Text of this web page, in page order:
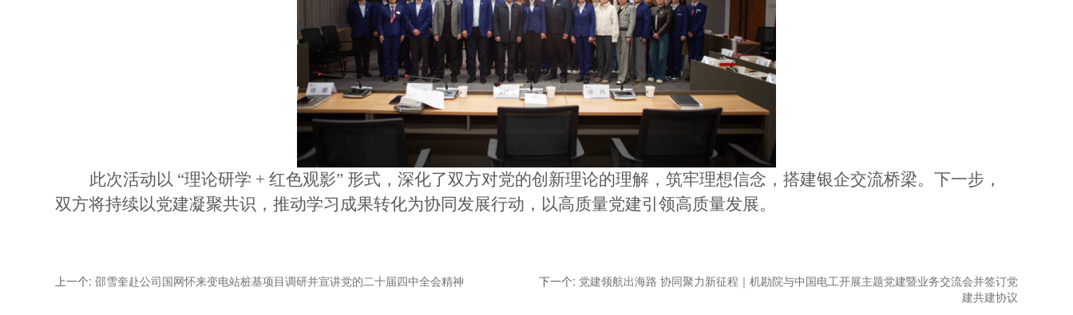
此次活动以 “理论研学 + 红色观影” 形式，深化了双方对党的创新理论的理解，筑牢理想信念，搭建银企交流桥梁。下一步，
双方将持续以党建凝聚共识，推动学习成果转化为协同发展行动，以高质量党建引领高质量发展。
上一个: 邵雪奎赴公司国网怀来变电站桩基项目调研并宣讲党的二十届四中全会精神 下一个: 党建领航出海路 协同聚力新征程｜机勘院与中国电工开展主题党建暨业务交流会并签订党
建共建协议